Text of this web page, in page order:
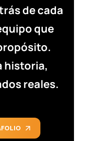
de cada
que
historia,
reales.